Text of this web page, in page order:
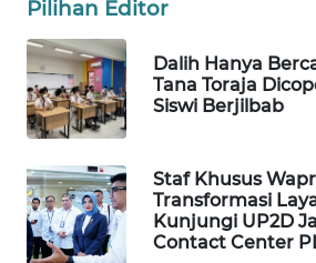
Pilihan Editor
Dalih Hanya
Tana Toraja
Siswi Berjilbab
Staf Khusus
Transformasi
Kunjungi UP2D
Contact Center
PORTAL
KONSUMEN
FORWAMKI
ALPERKLINAS
FORJASIDA